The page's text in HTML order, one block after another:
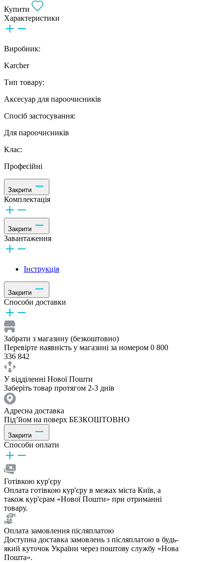
Купити
Характеристики
Виробник:
Karcher
Тип товару:
Аксесуар для пароочисників
Спосіб застосування:
Для пароочисників
Клас:
Професійні
Закрити
Комплектація
Закрити
Завантаження
Інструкція
Закрити
Способи доставки
Забрати з магазину (безкоштовно)
Перевірте наявність у магазині за номером 0 800
336 842
У відділенні Нової Пошти
Заберіть товар протягом 2-3 днів
Адресна доставка
Під’йом на поверх БЕЗКОШТОВНО
Закрити
Способи оплати
Готівкою кур'єру
Оплата готівкою кур'єру в межах міста Київ, а
також кур'єрам «Нової Пошти» при отриманні
товару.
Оплата замовлення післяплатою
Доступна доставка замовлень з післяплатою в будь-
який куточок України через поштову службу «Нова
Пошта».